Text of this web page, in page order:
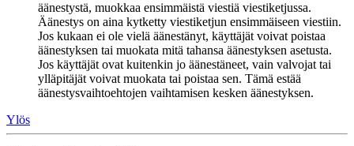
äänestystä, muokkaa ensimmäistä viestiä viestiketjussa.
Äänestys on aina kytketty viestiketjun ensimmäiseen viestiin.
Jos kukaan ei ole vielä äänestänyt, käyttäjät voivat poistaa
äänestyksen tai muokata mitä tahansa äänestyksen asetusta.
Jos käyttäjät ovat kuitenkin jo äänestäneet, vain valvojat tai
ylläpitäjät voivat muokata tai poistaa sen. Tämä estää
äänestysvaihtoehtojen vaihtamisen kesken äänestyksen.
Ylös